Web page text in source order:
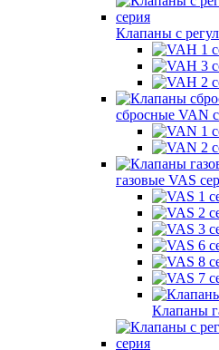
Клапаны с
сбросные VAN
газовые VAS
Клапаны